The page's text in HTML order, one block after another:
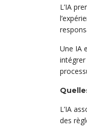
L’IA
Une IA
L’IA
des